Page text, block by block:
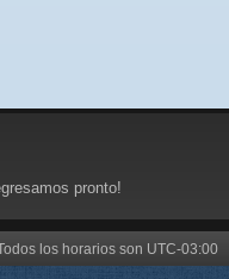
pronto!
los horarios son UTC-03:00